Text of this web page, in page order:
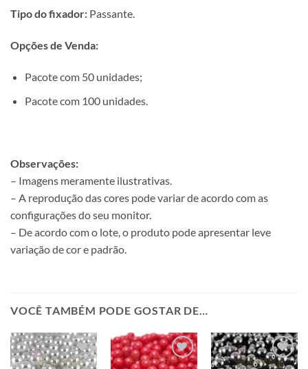
Tipo do fixador: Passante.
Opções de Venda:
Pacote com 50 unidades;
Pacote com 100 unidades.
Observações:
– Imagens meramente ilustrativas.
– A reprodução das cores pode variar de acordo com as
configurações do seu monitor.
– De acordo com o lote, o produto pode apresentar leve
variação de cor e padrão.
VOCÊ TAMBÉM PODE GOSTAR DE…